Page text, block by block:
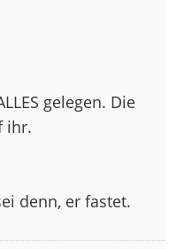
gelegen. Die
ihr.
denn, er fastet.